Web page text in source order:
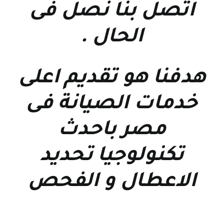
اتصل بنا نصل فى
الحال .
هدفنا هو تقديم اعلى
خدمات الصيانة فى
مصر باحدث
تكنولوجيا تحديد
الاعطال و الفحص